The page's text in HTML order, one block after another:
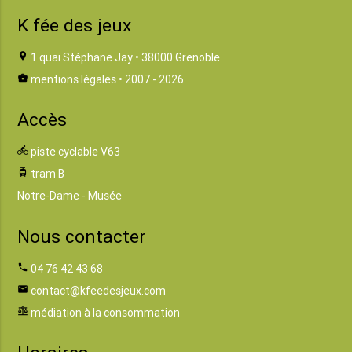
K fée des jeux
location_on 1 quai Stéphane Jay • 38000 Grenoble
business_center mentions légales • 2007 - 2026
Accès
directions_bike piste cyclable V63
tram tram B
Notre-Dame - Musée
Nous contacter
phone 04 76 42 43 68
email contact@kfeedesjeux.com
balance médiation à la consommation